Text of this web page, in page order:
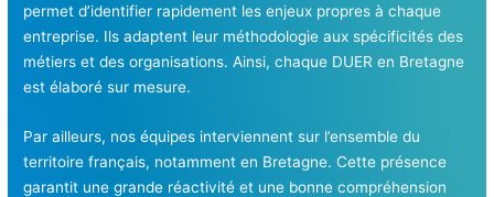
permet d’identifier rapidement les enjeux propres à chaque
entreprise. Ils adaptent leur méthodologie aux spécificités des
métiers et des organisations. Ainsi, chaque DUER en Bretagne
est élaboré sur mesure.
Par ailleurs, nos équipes interviennent sur l’ensemble du
territoire français, notamment en Bretagne. Cette présence
garantit une grande réactivité et une bonne compréhension